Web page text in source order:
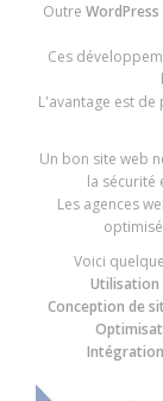
Outre WordPress
Ces
L'avantage est
Un bon site web
la sécurité
Les agences
Voici
Utilisation
Conception de